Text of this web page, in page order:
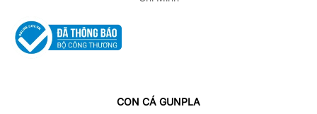
CON CÁ GUNPLA